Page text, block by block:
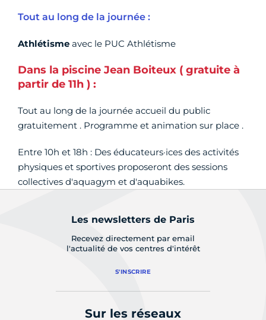
Tout au long de la journée :
Athlétisme avec le PUC Athlétisme
Dans la piscine Jean Boiteux ( gratuite à
partir de 11h ) :
Tout au long de la journée accueil du public
gratuitement . Programme et animation sur place .
Entre 10h et 18h : Des éducateurs·ices des activités
physiques et sportives proposeront des sessions
collectives d'aquagym et d'aquabikes.
Les newsletters de Paris
Recevez directement par email
l'actualité de vos centres d'intérêt
S'INSCRIRE
Sur les réseaux